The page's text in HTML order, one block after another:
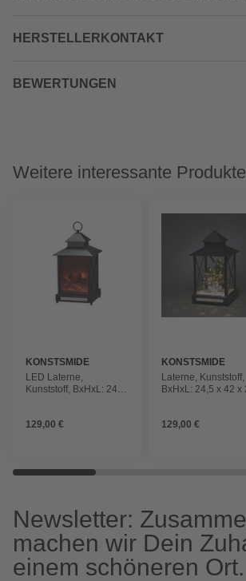
HERSTELLERKONTAKT
BEWERTUNGEN
Weitere interessante Produkte
KONSTSMIDE
LED Laterne,
Kunststoff, BxHxL: 24,5
129,00 €
KONSTSMIDE
Laterne, Kunststoff,
BxHxL: 24,5 x 42 x
129,00 €
Newsletter:
machen wir Dein
einem schöneren Ort.